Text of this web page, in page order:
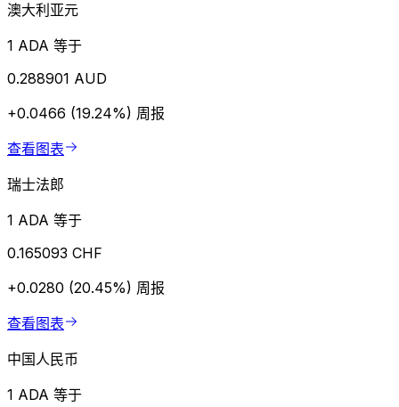
澳大利亚元
1 ADA 等于
0.288901 AUD
+0.0466 (19.24%) 周报
查看图表
瑞士法郎
1 ADA 等于
0.165093 CHF
+0.0280 (20.45%) 周报
查看图表
中国人民币
1 ADA 等于